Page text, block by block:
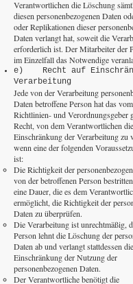
Verantwortlichen die Löschung
diesen personenbezogenen Daten
oder Replikationen dieser
Daten verlangt hat, soweit die
erforderlich ist. Der Mitarbeiter der
im Einzelfall das Notwendige
e) Recht auf
Verarbeitung
Jede von der Verarbeitung
Daten betroffene Person hat das
Richtlinien- und Verordnungsgeber
Recht, von dem Verantwortlichen die
Einschränkung der Verarbeitung zu
wenn eine der folgenden
ist:
Die Richtigkeit der
von der betroffenen Person
eine Dauer, die es dem
ermöglicht, die Richtigkeit der
Daten zu überprüfen.
Die Verarbeitung ist unrechtmäßig,
Person lehnt die Löschung der
Daten ab und verlangt stattdessen die
Einschränkung der Nutzung der
personenbezogenen Daten.
Der Verantwortliche benötigt die